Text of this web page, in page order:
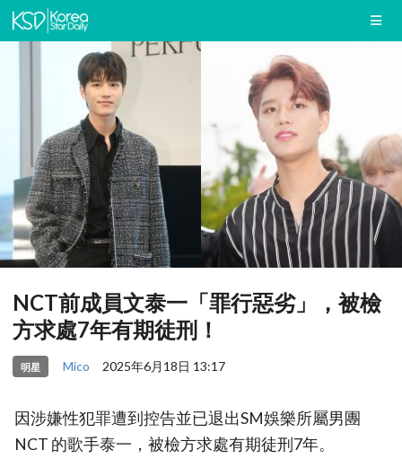
NCT前成員文泰一「罪行惡劣」，被檢
方求處7年有期徒刑！
明星 Mico 2025年6月18日 13:17
因涉嫌性犯罪遭到控告並已退出SM娛樂所屬男團
NCT 的歌手泰一，被檢方求處有期徒刑7年。